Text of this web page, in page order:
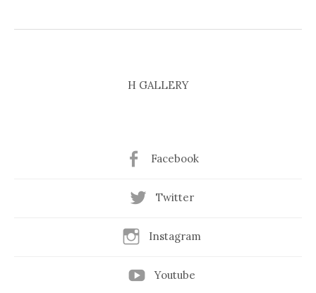
H GALLERY
Facebook
Twitter
Instagram
Youtube